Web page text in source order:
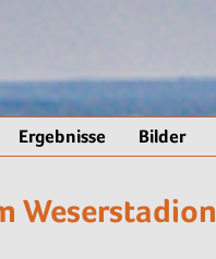
Ergebnisse Bilder
Weserstadion